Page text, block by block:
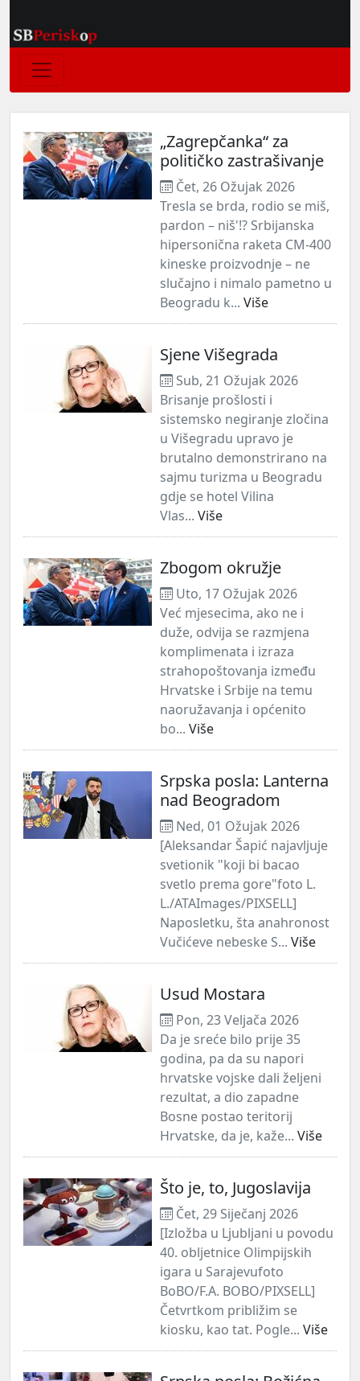
„Zagrepčanka“ za
političko zastrašivanje
Čet, 26 Ožujak 2026
Tresla se brda, rodio se miš,
pardon – niš'!? Srbijanska
hipersonična raketa CM-400
kineske proizvodnje – ne
slučajno i nimalo pametno u
Beogradu k... Više
Sjene Višegrada
Sub, 21 Ožujak 2026
Brisanje prošlosti i
sistemsko negiranje zločina
u Višegradu upravo je
brutalno demonstrirano na
sajmu turizma u Beogradu
gdje se hotel Vilina
Vlas... Više
Zbogom okružje
Uto, 17 Ožujak 2026
Već mjesecima, ako ne i
duže, odvija se razmjena
komplimenata i izraza
strahopoštovanja između
Hrvatske i Srbije na temu
naoružavanja i općenito
bo... Više
Srpska posla: Lanterna
nad Beogradom
Ned, 01 Ožujak 2026
[Aleksandar Šapić najavljuje
svetionik "koji bi bacao
svetlo prema gore"foto L.
L./ATAImages/PIXSELL]
Naposletku, šta anahronost
Vučićeve nebeske S... Više
Usud Mostara
Pon, 23 Veljača 2026
Da je sreće bilo prije 35
godina, pa da su napori
hrvatske vojske dali željeni
rezultat, a dio zapadne
Bosne postao teritorij
Hrvatske, da je, kaže... Više
Što je, to, Jugoslavija
Čet, 29 Siječanj 2026
[Izložba u Ljubljani u povodu
40. obljetnice Olimpijskih
igara u Sarajevufoto
BoBO/F.A. BOBO/PIXSELL]
Četvrtkom približim se
kiosku, kao tat. Pogle... Više